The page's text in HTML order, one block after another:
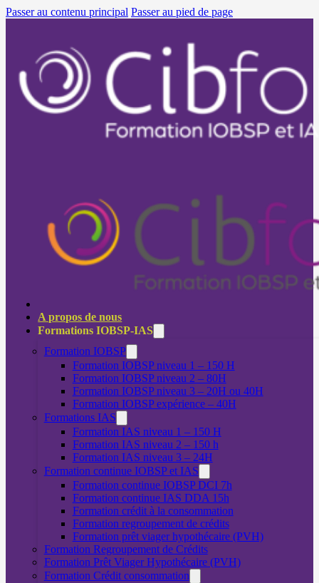
Passer au contenu principal Passer au pied de page
A propos de nous
Formations IOBSP-IAS
Formation IOBSP
Formation IOBSP niveau 1 – 150 H
Formation IOBSP niveau 2 – 80H
Formation IOBSP niveau 3 – 20H ou 40H
Formation IOBSP expérience – 40H
Formations IAS
Formation IAS niveau 1 – 150 H
Formation IAS niveau 2 – 150 h
Formation IAS niveau 3 – 24H
Formation continue IOBSP et IAS
Formation continue IOBSP DCI 7h
Formation continue IAS DDA 15h
Formation crédit à la consommation
Formation regroupement de crédits
Formation prêt viager hypothécaire (PVH)
Formation Regroupement de Crédits
Formation Prêt Viager Hypothécaire (PVH)
Formation Crédit consommation